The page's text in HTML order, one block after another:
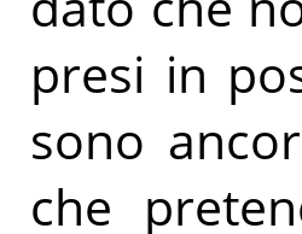
presi in
sono
che